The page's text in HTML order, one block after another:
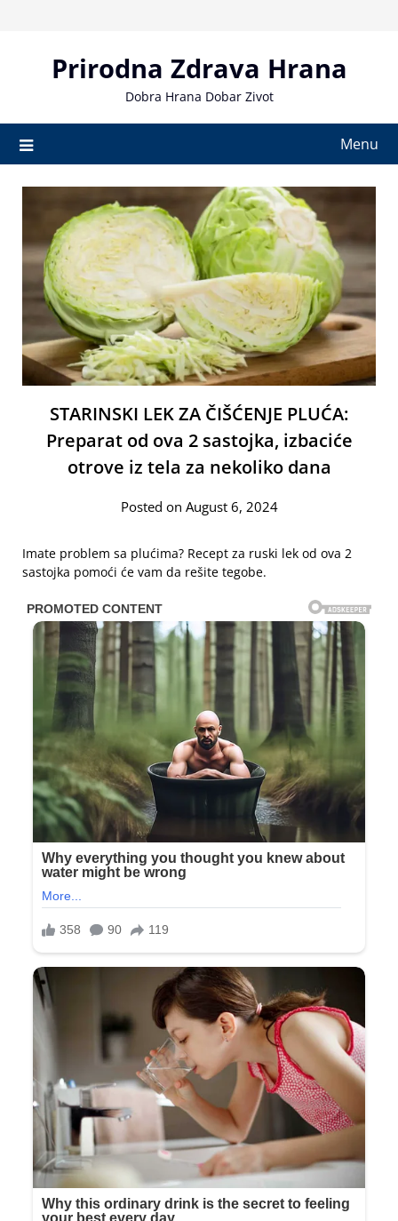
Prirodna Zdrava Hrana
Dobra Hrana Dobar Zivot
Menu
STARINSKI LEK ZA ČIŠĆENJE PLUĆA:
Preparat od ova 2 sastojka, izbaciće
otrove iz tela za nekoliko dana
Posted on August 6, 2024
Imate problem sa plućima? Recept za ruski lek od ova 2
sastojka pomoći će vam da rešite tegobe.